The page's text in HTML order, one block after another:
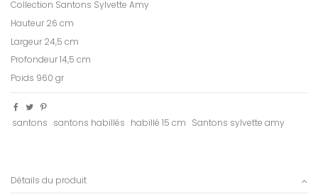
Collection Santons Sylvette Amy
Hauteur 26 cm
Largeur 24,5 cm
Profondeur 14,5 cm
Poids 960 gr
santons santons habillés habillé 15 cm Santons sylvette amy
Détails du produit